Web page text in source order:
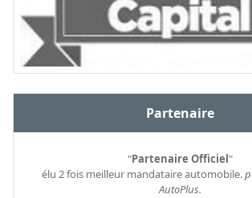
Partenaire
"Partenaire Officiel"
élu 2 fois meilleur mandataire automobile.
AutoPlus.